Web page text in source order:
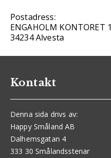
Postadress:
ENGAHOLM KONTORET 1
34234 Alvesta
Kontakt
Denna sida drivs av:
Happy Småland AB
Dalhemsgatan 4
333 30 Smålandsstenar